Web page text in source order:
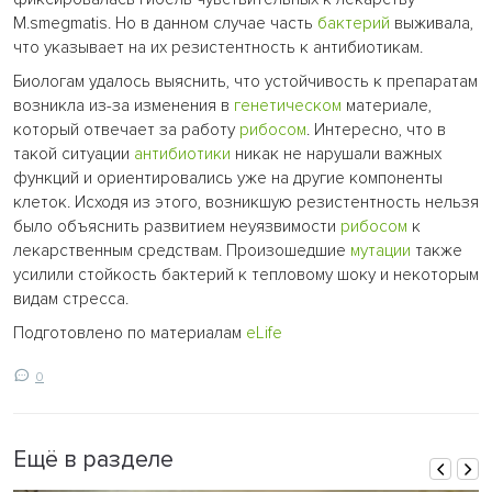
M.smegmatis. Но в данном случае часть бактерий выживала,
что указывает на их резистентность к антибиотикам.
Биологам удалось выяснить, что устойчивость к препаратам
возникла из-за изменения в генетическом материале,
который отвечает за работу рибосом. Интересно, что в
такой ситуации антибиотики никак не нарушали важных
функций и ориентировались уже на другие компоненты
клеток. Исходя из этого, возникшую резистентность нельзя
было объяснить развитием неуязвимости рибосом к
лекарственным средствам. Произошедшие мутации также
усилили стойкость бактерий к тепловому шоку и некоторым
видам стресса.
Подготовлено по материалам eLife
0
Ещё в разделе